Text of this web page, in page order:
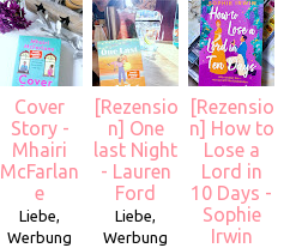
Cover
Story -
Mhairi
McFarlan
e
Liebe,
Werbung
[Rezensio
n] One
last Night
- Lauren
Ford
Liebe,
Werbung
[Rezensio
n] How to
Lose a
Lord in
10 Days -
Sophie
Irwin